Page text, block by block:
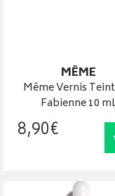
MÊME
Même Vernis
Fabienne 10
8,90€